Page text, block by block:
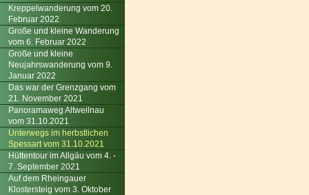
Kreppelwanderung vom 20.
Februar 2022
Große und kleine Wanderung
vom 6. Februar 2022
Große und kleine
Neujahrswanderung vom 9.
Januar 2022
Das war der Grenzgang vom
21. November 2021
Panoramaweg Altweilnau
vom 31.10.2021
Unterwegs im herbstlichen
Spessart vom 31.10.2021
Hüttentour im Allgäu vom 4. -
7. September 2021
Auf dem Rheingauer
Klostersteig vom 3. Oktober